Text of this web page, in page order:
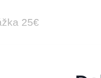
25€